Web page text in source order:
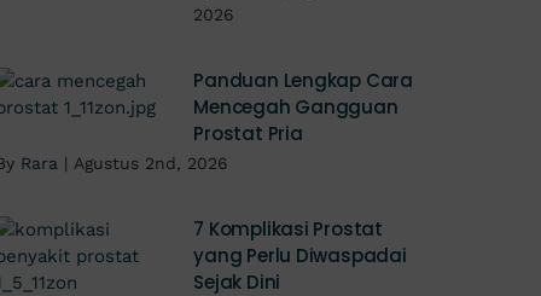
2026
Panduan Lengkap Cara
Mencegah Gangguan
Prostat Pria
Rara | Agustus 2nd, 2026
7 Komplikasi Prostat
yang Perlu Diwaspadai
Sejak Dini